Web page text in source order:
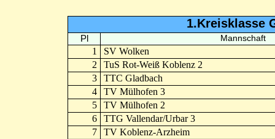
1.Kreisklasse
Pl Mannschaft
1
SV Wolken
2
TuS Rot-Weiß Koblenz 2
3
TTC Gladbach
4
TV Mülhofen 3
5
TV Mülhofen 2
6
TTG Vallendar/Urbar 3
7
TV Koblenz-Arzheim